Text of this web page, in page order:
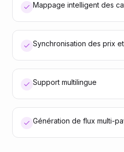
Mappage intelligent des
Synchronisation des prix
Support multilingue
Génération de flux multi-